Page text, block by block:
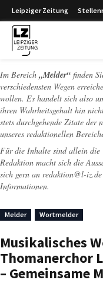
Leipziger Zeitung
Im Bereich „Melder“ finden
verschiedensten Wegen
wollen. Es handelt sich also
ihren Wahrheitsgehalt hin
stets durchgehende Zitate der
unseres redaktionellen
Für die Inhalte sind allein die
Redaktion macht sich die
sich gern an redaktion@l-iz.de
Informationen.
Melder Wortmelder
Musikalisches
Thomanerchor
– Gemeinsame